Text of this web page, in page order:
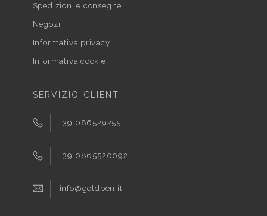
Spedizioni e consegne
Negozi
Informativa privacy
Informativa cookie
SERVIZIO CLIENTI
+39 086529255
+39 0865520092
info@goldpen.it